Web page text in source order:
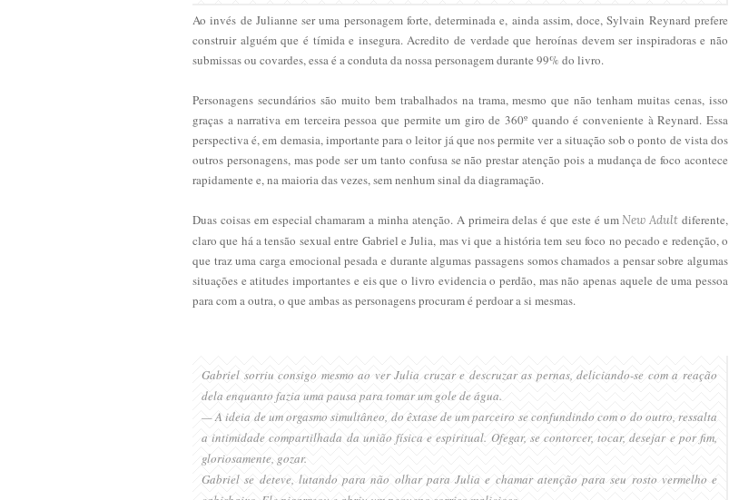
Ao invés de Julianne ser uma personagem forte, determinada e, ainda assim, doce, Sylvain Reynard prefere
construir alguém que é tímida e insegura. Acredito de verdade que heroínas devem ser inspiradoras e não
submissas ou covardes, essa é a conduta da nossa personagem durante 99% do livro.
Personagens secundários são muito bem trabalhados na trama, mesmo que não tenham muitas cenas, isso
graças a narrativa em terceira pessoa que permite um giro de 360º quando é conveniente à Reynard. Essa
perspectiva é, em demasia, importante para o leitor já que nos permite ver a situação sob o ponto de vista dos
outros personagens, mas pode ser um tanto confusa se não prestar atenção pois a mudança de foco acontece
rapidamente e, na maioria das vezes, sem nenhum sinal da diagramação.
Duas coisas em especial chamaram a minha atenção. A primeira delas é que este é umNew Adult diferente,
claro que há a tensão sexual entre Gabriel e Julia, mas vi que a história tem seu foco no pecado e redenção, o
que traz uma carga emocional pesada e durante algumas passagens somos chamados a pensar sobre algumas
situações e atitudes importantes e eis que o livro evidencia o perdão, mas não apenas aquele de uma pessoa
para com a outra, o que ambas as personagens procuram é perdoar a si mesmas.
Gabriel sorriu consigo mesmo ao ver Julia cruzar e descruzar as pernas, deliciando-se com a reação
dela enquanto fazia uma pausa para tomar um gole de água.
— A ideia de um orgasmo simultâneo, do êxtase de um parceiro se confundindo com o do outro, ressalta
a intimidade compartilhada da união físicae espiritual. Ofegar, se contorcer, tocar, desejar e por fim,
gloriosamente, gozar.
Gabriel se deteve, lutando para não olhar para Julia e chamar atenção para seu rosto vermelho e